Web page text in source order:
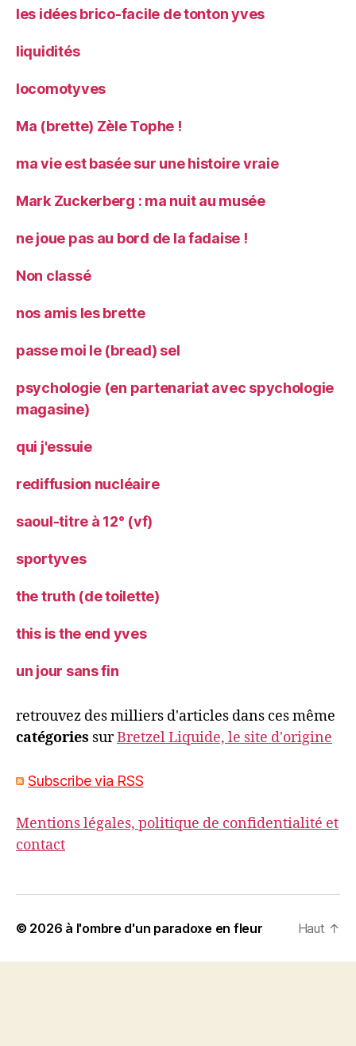
les idées brico-facile de tonton yves
liquidités
locomotyves
Ma (brette) Zèle Tophe !
ma vie est basée sur une histoire vraie
Mark Zuckerberg : ma nuit au musée
ne joue pas au bord de la fadaise !
Non classé
nos amis les brette
passe moi le (bread) sel
psychologie (en partenariat avec spychologie
magasine)
qui j'essuie
rediffusion nucléaire
saoul-titre à 12° (vf)
sportyves
the truth (de toilette)
this is the end yves
un jour sans fin
retrouvez des milliers d'articles dans ces même
catégories surBretzel Liquide, le site d'origine
Subscribe via RSS
Mentions légales, politique de confidentialité et
contact
© 2026 à l'ombre d'un paradoxe en fleur Haut ↑